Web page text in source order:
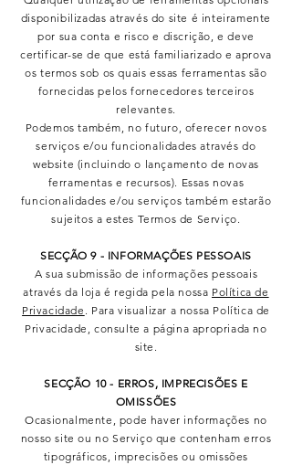
disponibilizadas através do site é inteiramente
por sua conta e risco e discrição, e deve
certificar-se de que está familiarizado e aprova
os termos sob os quais essas ferramentas são
fornecidas pelos fornecedores terceiros
relevantes.
Podemos também, no futuro, oferecer novos
serviços e/ou funcionalidades através do
website (incluindo o lançamento de novas
ferramentas e recursos). Essas novas
funcionalidades e/ou serviços também estarão
sujeitos a estes Termos de Serviço.
SECÇÃO 9 - INFORMAÇÕES PESSOAIS
A sua submissão de informações pessoais
através da loja é regida pela nossa Política de
Privacidade . Para visualizar a nossa Política de
Privacidade, consulte a página apropriada no
site.
SECÇÃO 10 - ERROS, IMPRECISÕES E
OMISSÕES
Ocasionalmente, pode haver informações no
nosso site ou no Serviço que contenham erros
tipográficos, imprecisões ou omissões